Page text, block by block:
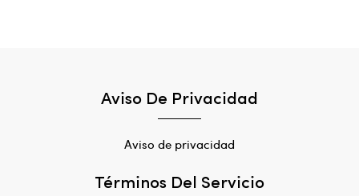
Aviso De Privacidad
Aviso de privacidad
Términos Del Servicio